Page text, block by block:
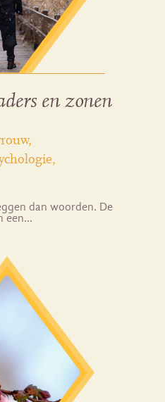
en zonen
dan woorden. De
een…